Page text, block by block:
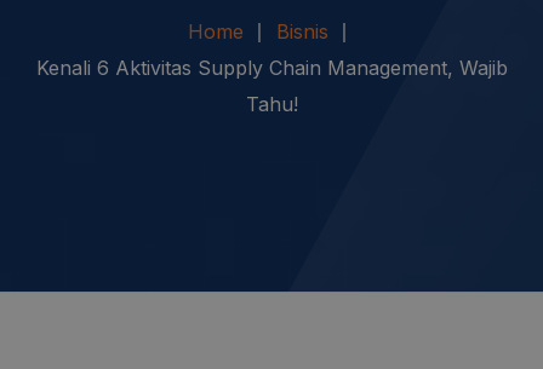
Home
Bisnis
Kenali 6 Aktivitas Supply Chain Management, Wajib
Tahu!